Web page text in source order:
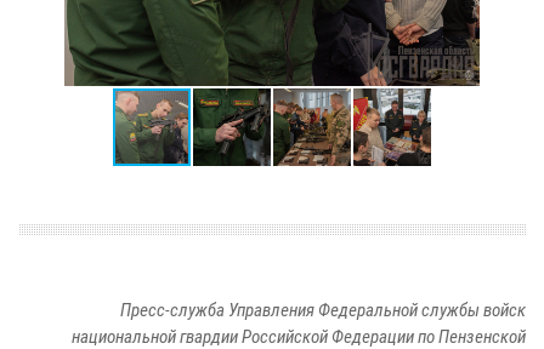
Пресс-служба Управления Федеральной службы войск
национальной гвардии Российской Федерации по Пензенской